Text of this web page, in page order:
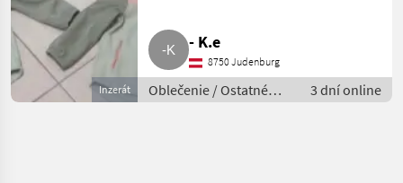
Inzerát
- K.e
8750 Judenburg
Oblečenie / Ostatné
oblečenie
3 dní online